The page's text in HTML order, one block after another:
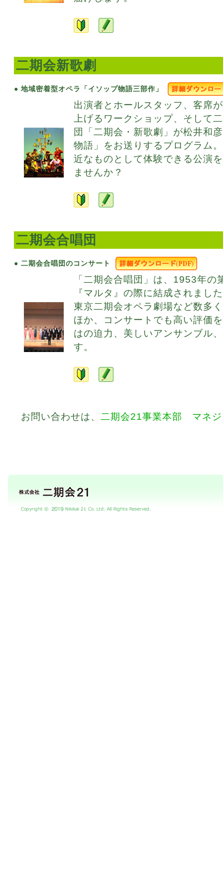
二期会新歌劇
● 地域密着型オペラ「イソップ物語三部作」
出演者とホールスタッフ、客席
上げるワークショップ、そして
団「二期会・新歌劇」が松井和
物語」をお送りするプログラム
近なものとして体験できる公演
ませんか？
二期会合唱団
● 二期会合唱団のコンサート
「二期会合唱団」は、1953年
『マルタ』の際に結成されまし
東京二期会オペラ劇場など数多
ほか、コンサートでも高い評価
はの迫力、美しいアンサンブル
す。
お問い合わせは、 二期会21事業本部 マネジ